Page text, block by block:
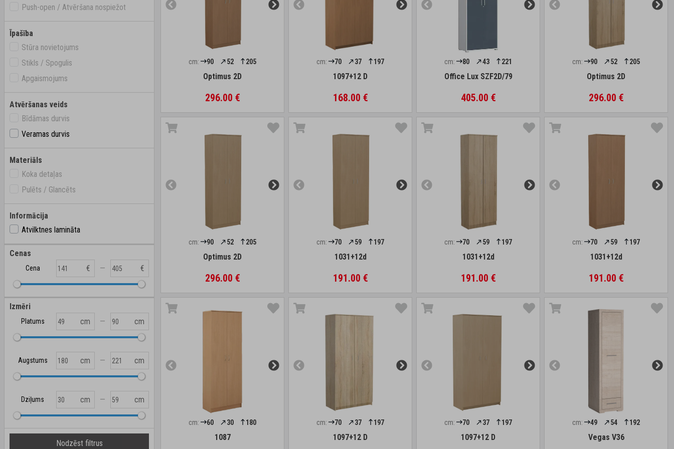
Push-open / Atvēršana nospiežot
Īpašība
Stūra novietojums
Stikls / Spogulis
Apgaismojums
Atvēršanas veids
Bīdāmas durvis
Veramas durvis
Materiāls
Koka detaļas
Pulēts / Glancēts
Informācija
Atvilktnes lamināta
Cenas
Cena € — €
Izmēri
Platums cm — cm
Augstums cm — cm
Dziļums cm — cm
Nodzēst filtrus
cm: 90 52 205
Optimus 2D
296.00 €
cm: 70 37 197
1097+12 D
168.00 €
cm: 80 43 221
Office Lux SZF2D/79
405.00 €
cm: 90 52 205
Optimus 2D
296.00 €
cm: 90 52 205
Optimus 2D
296.00 €
cm: 70 59 197
1031+12d
191.00 €
cm: 70 59 197
1031+12d
191.00 €
cm: 70 59 197
1031+12d
191.00 €
cm: 60 30 180
1087
cm: 70 37 197
1097+12 D
cm: 70 37 197
1097+12 D
cm: 49 54 192
Vegas V36